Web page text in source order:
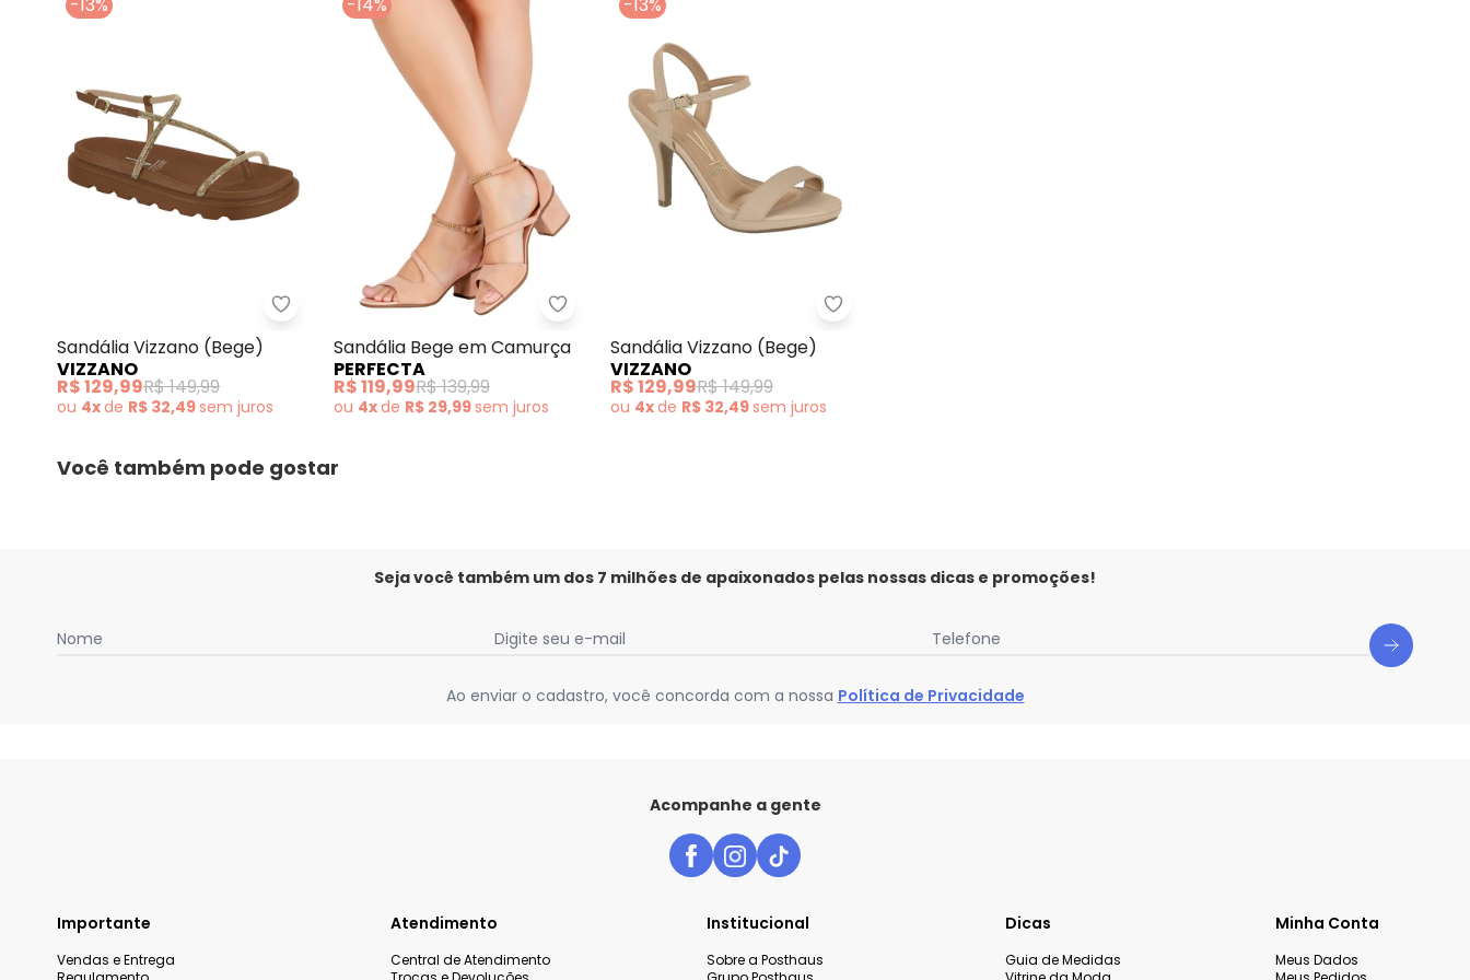
-13%
Sandália Vizzano (Bege)
Sandália Vizzano (Bege)
VIZZANO
R$ 129,99R$ 149,99
ou 4xde R$ 32,49sem juros
-14%
Perfecta - Sandália Bege em Camurça
Sandália Bege em Camurça
PERFECTA
R$ 119,99R$ 139,99
ou 4xde R$ 29,99sem juros
-13%
Sandália Vizzano (Bege)
Sandália Vizzano (Bege)
VIZZANO
R$ 129,99R$ 149,99
ou 4xde R$ 32,49sem juros
Você também pode gostar
Seja você também um dos 7 milhões de apaixonados pelas nossas dicas e promoções!
Nome Digite seu e-mail Telefone
Ao enviar o cadastro, você concorda com a nossa Política de Privacidade
Acompanhe a gente
Importante
Vendas e Entrega
Atendimento
Central de Atendimento
Institucional
Sobre a Posthaus
Dicas
Guia de Medidas
Minha Conta
Meus Dados